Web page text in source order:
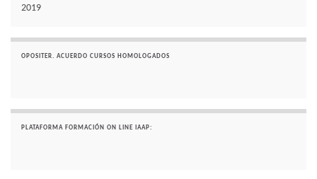
2019
OPOSITER. ACUERDO CURSOS HOMOLOGADOS
PLATAFORMA FORMACIÓN ON LINE IAAP: